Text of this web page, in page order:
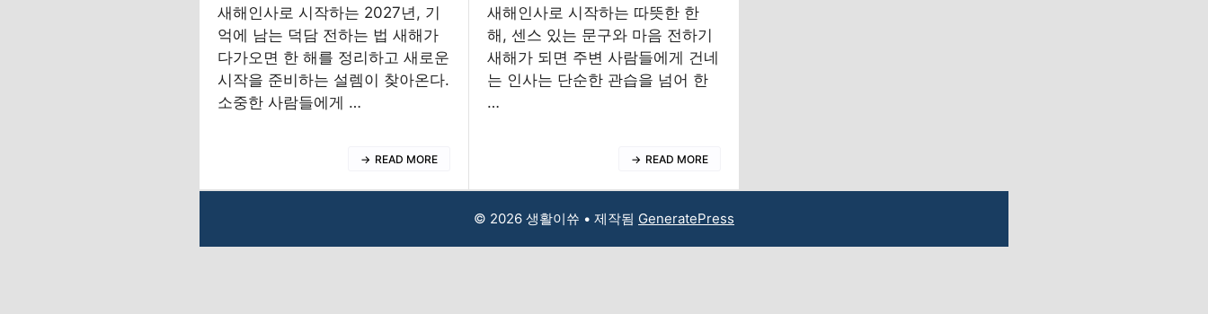
새해인사로 시작하는 2027년, 기
억에 남는 덕담 전하는 법 새해가
다가오면 한 해를 정리하고 새로운
시작을 준비하는 설렘이 찾아온다.
소중한 사람들에게 …
READ MORE
새해인사로 시작하는 따뜻한 한
해, 센스 있는 문구와 마음 전하기
새해가 되면 주변 사람들에게 건네
는 인사는 단순한 관습을 넘어 한
…
READ MORE
© 2026 생활이쓔 • 제작됨 GeneratePress